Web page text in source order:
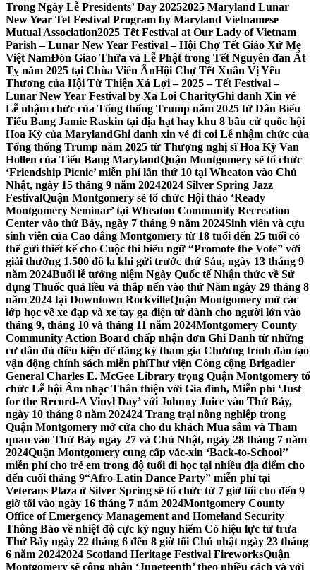
Trong Ngày Lễ Presidents’ Day 20252025 Maryland Lunar
New Year Tet Festival Program by Maryland Vietnamese
Mutual Association2025 Tết Festival at Our Lady of Vietnam
Parish – Lunar New Year Festival – Hội Chợ Tết Giáo Xứ Mẹ
Việt NamĐón Giao Thừa và Lễ Phật trong Tết Nguyên đán Ất
Tỵ năm 2025 tại Chùa Viên ÂnHội Chợ Tết Xuân Vị Yêu
Thương của Hội Từ Thiện Xá Lợi – 2025 – Tết Festival –
Lunar New Year Festival by Xa Loi CharityGhi danh Xin vé
Lễ nhậm chức của Tổng thống Trump năm 2025 từ Dân Biểu
Tiểu Bang Jamie Raskin tại địa hạt hay khu 8 bầu cử quốc hội
Hoa Kỳ của MarylandGhi danh xin vé đi coi Lễ nhậm chức của
Tổng thống Trump năm 2025 từ Thượng nghị sĩ Hoa Kỳ Van
Hollen của Tiểu Bang MarylandQuận Montgomery sẽ tổ chức
‘Friendship Picnic’ miễn phí lần thứ 10 tại Wheaton vào Chủ
Nhật, ngày 15 tháng 9 năm 20242024 Silver Spring Jazz
FestivalQuận Montgomery sẽ tổ chức Hội thảo ‘Ready
Montgomery Seminar’ tại Wheaton Community Recreation
Center vào thứ Bảy, ngày 7 tháng 9 năm 2024Sinh viên và cựu
sinh viên của Cao đẳng Montgomery từ 18 tuổi đến 25 tuổi có
thể gửi thiết kế cho Cuộc thi biểu ngữ “Promote the Vote” với
giải thưởng 1.500 đô la khi gửi trước thứ Sáu, ngày 13 tháng 9
năm 2024Buổi lễ tưởng niệm Ngày Quốc tế Nhận thức về Sử
dụng Thuốc quá liều và thắp nến vào thứ Năm ngày 29 tháng 8
năm 2024 tại Downtown RockvilleQuận Montgomery mở các
lớp học về xe đạp và xe tay ga điện tử dành cho người lớn vào
tháng 9, tháng 10 và tháng 11 năm 2024Montgomery County
Community Action Board chấp nhận đơn Ghi Danh từ những
cư dân đủ điều kiện để đăng ký tham gia Chương trình đào tạo
vận động chính sách miễn phíThư viện Công cộng Brigadier
General Charles E. McGee Library trọng Quận Montgomery tổ
chức Lễ hội Âm nhạc Thân thiện với Gia đình, Miễn phí ‘Just
for the Record-A Vinyl Day’ với Johnny Juice vào Thứ Bảy,
ngày 10 tháng 8 năm 202424 Trang trại nông nghiệp trong
Quận Montgomery mở cửa cho du khách Mua sắm và Tham
quan vào Thứ Bảy ngày 27 và Chủ Nhật, ngày 28 tháng 7 năm
2024Quận Montgomery cung cấp vắc-xin ‘Back-to-School’’
miễn phí cho trẻ em trong độ tuổi đi học tại nhiều địa điểm cho
đến cuối tháng 9“Afro-Latin Dance Party” miễn phí tại
Veterans Plaza ở Silver Spring sẽ tổ chức từ 7 giờ tối cho đến 9
giờ tối vào ngày 16 tháng 7 năm 2024Montgomery County
Office of Emergency Management and Homeland Security
Thông Báo về nhiệt độ cực kỳ nguy hiểm Có hiệu lực từ trưa
Thứ Bảy ngày 22 tháng 6 đến 8 giờ tối Chủ nhật ngày 23 tháng
6 năm 20242024 Scotland Heritage Festival FireworksQuận
Montgomery sẽ công nhận ‘Juneteenth’ theo nhiều cách và với